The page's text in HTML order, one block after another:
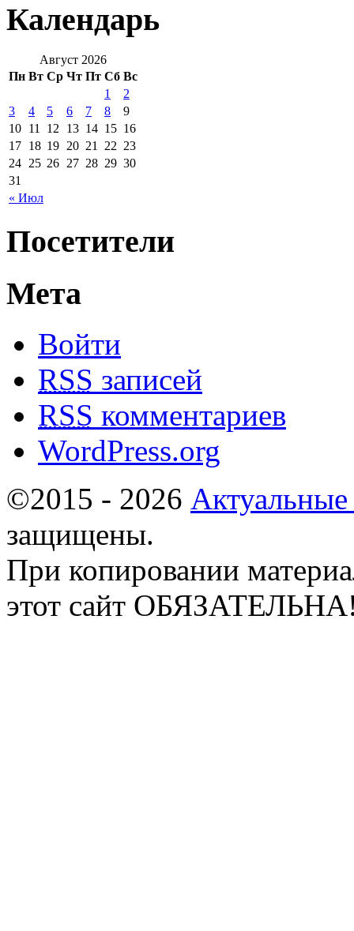
Календарь
Август 2026
Пн Вт Ср Чт Пт Сб Вс
« Июл
1
2
3
4 5 6 7 8
9
10 11 12 13 14 15 16
17 18 19 20 21 22 23
24 25 26 27 28 29 30
31
Посетители
Мета
Войти
RSS записей
RSS комментариев
WordPress.org
©2015 - 2026
защищены.
При копировании
этот сайт